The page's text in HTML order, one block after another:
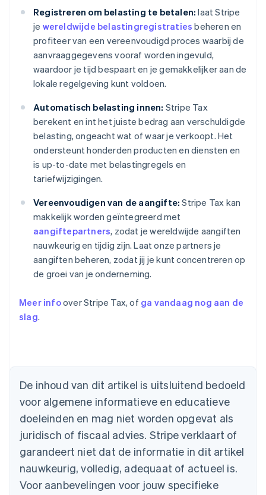
Registreren om belasting te betalen: laat Stripe
je wereldwijde belastingregistraties beheren en
profiteer van een vereenvoudigd proces waarbij de
aanvraaggegevens vooraf worden ingevuld,
waardoor je tijd bespaart en je gemakkelijker aan de
lokale regelgeving kunt voldoen.
Automatisch belasting innen: Stripe Tax
berekent en int het juiste bedrag aan verschuldigde
belasting, ongeacht wat of waar je verkoopt. Het
ondersteunt honderden producten en diensten en
is up-to-date met belastingregels en
tariefwijzigingen.
Vereenvoudigen van de aangifte: Stripe Tax kan
makkelijk worden geïntegreerd met
aangiftepartners, zodat je wereldwijde aangiften
nauwkeurig en tijdig zijn. Laat onze partners je
aangiften beheren, zodat jij je kunt concentreren op
de groei van je onderneming.
Meer infoover Stripe Tax, of ga vandaag nog aan de
slag.
De inhoud van dit artikel is uitsluitend bedoeld
voor algemene informatieve en educatieve
doeleinden en mag niet worden opgevat als
juridisch of fiscaal advies. Stripe verklaart of
garandeert niet dat de informatie in dit artikel
nauwkeurig, volledig, adequaat of actueel is.
Voor aanbevelingen voor jouw specifieke
Australië
English
België
Nederlands FrançaisDeutschEnglish
Português English
Bulgarije
Canada